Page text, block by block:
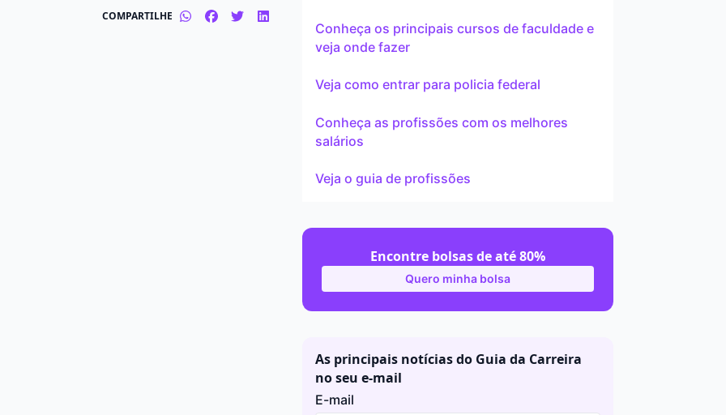
COMPARTILHE
Conheça os principais cursos de faculdade e
veja onde fazer
Veja como entrar para policia federal
Conheça as profissões com os melhores
salários
Veja o guia de profissões
Encontre bolsas de até 80%
Quero minha bolsa
As principais notícias do Guia da Carreira
no seu e-mail
E-mail